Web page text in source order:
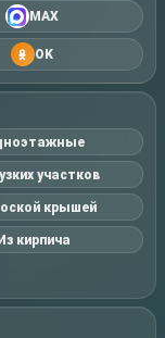
MAX
OK
участков
крышей
кирпича